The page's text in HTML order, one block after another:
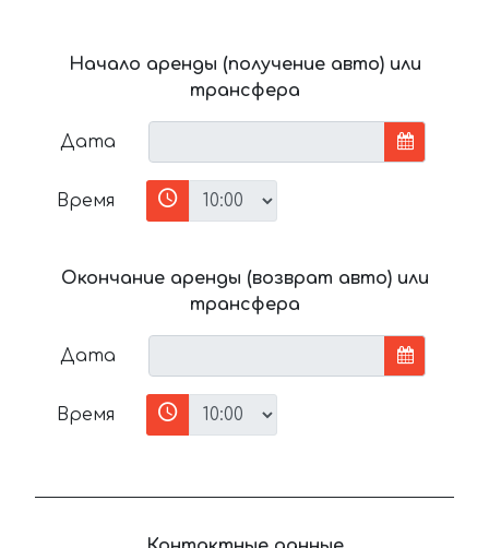
Начало аренды (получение авто) или
трансфера
Дата
Время
Окончание аренды (возврат авто) или
трансфера
Дата
Время